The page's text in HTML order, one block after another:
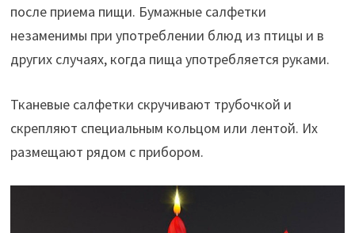
после приема пищи. Бумажные салфетки
незаменимы при употреблении блюд из птицы и в
других случаях, когда пища употребляется руками.
Тканевые салфетки скручивают трубочкой и
скрепляют специальным кольцом или лентой. Их
размещают рядом с прибором.